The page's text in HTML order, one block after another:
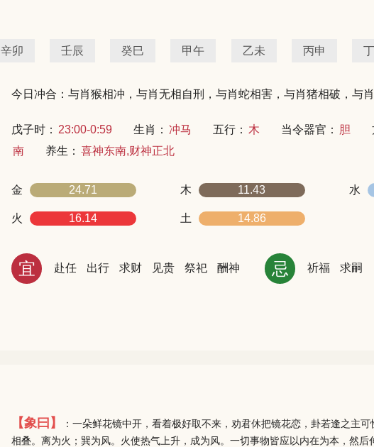
辛卯 壬辰 癸巳 甲午 乙未 丙申
今日冲合：与肖猴相冲，与肖无相自刑，与肖蛇相害，与肖猪相破，与
戊子时： 23:00-0:59 生肖： 冲马 五行： 木 当令器官： 胆
南
养生： 喜神东南,财神正北
金 24.71 木 11.43 水
火 16.14 土 14.86
宜 赴任 出行 求财 见贵 祭祀 酬神 忌 祈福 求嗣
【象曰】
：一朵鲜花镜中开，看着极好取不来，劝君休把镜花恋，卦若逢之主可
相叠。离为火；巽为风。火使热气上升，成为风。一切事物皆应以内在为本，然后